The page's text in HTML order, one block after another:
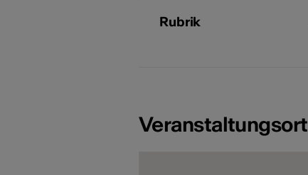
Rubrik
Veranstaltungsort